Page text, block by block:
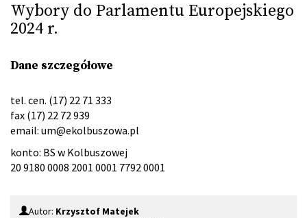
Wybory do Parlamentu Europejskiego
2024 r.
Dane szczegółowe
tel. cen. (17) 22 71 333
fax (17) 22 72 939
email: um@ekolbuszowa.pl
konto: BS w Kolbuszowej
20 9180 0008 2001 0001 7792 0001
Autor: Krzysztof Matejek